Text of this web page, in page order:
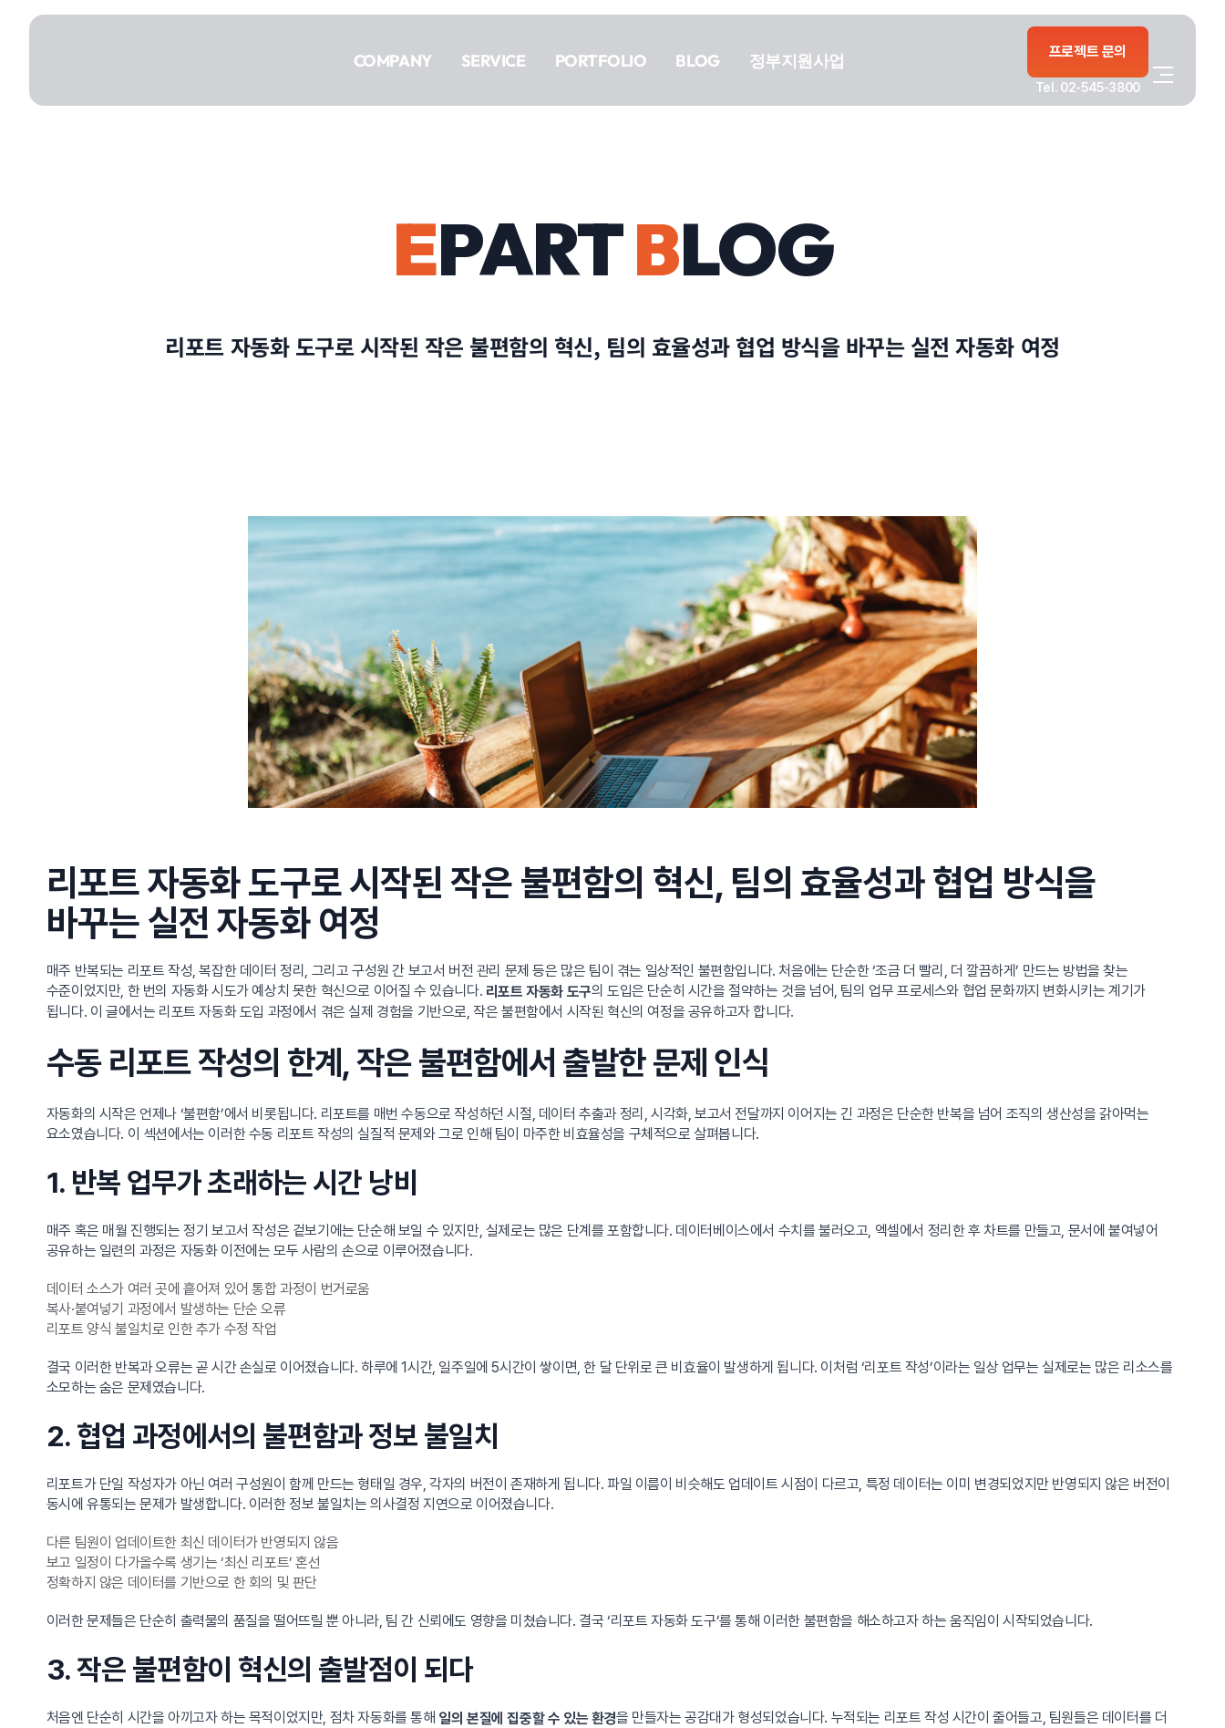
건너뛰기
COMPANY SERVICE PORTFOLIO BLOG 정부지원사업 프로젝트 문의
Tel. 02-545-3800
PORTFOLIO
정부지원사업
EPARTBLOG
리포트 자동화 도구로 시작된 작은 불편함의 혁신, 팀의 효율성과 협업 방식을 바꾸는 실전 자동화 여정
리포트 자동화 도구로 시작된 작은 불편함의 혁신, 팀의 효율성과 협업 방식을
바꾸는 실전 자동화 여정
매주 반복되는 리포트 작성, 복잡한 데이터 정리, 그리고 구성원 간 보고서 버전 관리 문제 등은 많은 팀이 겪는 일상적인 불편함입니다. 처음에는 단순한 ‘조금 더 빨리, 더 깔끔하게’ 만드는 방법을 찾는
수준이었지만, 한 번의 자동화 시도가 예상치 못한 혁신으로 이어질 수 있습니다. 리포트 자동화 도구의 도입은 단순히 시간을 절약하는 것을 넘어, 팀의 업무 프로세스와 협업 문화까지 변화시키는 계기가
됩니다. 이 글에서는 리포트 자동화 도입 과정에서 겪은 실제 경험을 기반으로, 작은 불편함에서 시작된 혁신의 여정을 공유하고자 합니다.
수동 리포트 작성의 한계, 작은 불편함에서 출발한 문제 인식
자동화의 시작은 언제나 ‘불편함’에서 비롯됩니다. 리포트를 매번 수동으로 작성하던 시절, 데이터 추출과 정리, 시각화, 보고서 전달까지 이어지는 긴 과정은 단순한 반복을 넘어 조직의 생산성을 갉아먹는
요소였습니다. 이 섹션에서는 이러한 수동 리포트 작성의 실질적 문제와 그로 인해 팀이 마주한 비효율성을 구체적으로 살펴봅니다.
1. 반복 업무가 초래하는 시간 낭비
매주 혹은 매월 진행되는 정기 보고서 작성은 겉보기에는 단순해 보일 수 있지만, 실제로는 많은 단계를 포함합니다. 데이터베이스에서 수치를 불러오고, 엑셀에서 정리한 후 차트를 만들고, 문서에 붙여넣어
공유하는 일련의 과정은 자동화 이전에는 모두 사람의 손으로 이루어졌습니다.
데이터 소스가 여러 곳에 흩어져 있어 통합 과정이 번거로움
복사·붙여넣기 과정에서 발생하는 단순 오류
리포트 양식 불일치로 인한 추가 수정 작업
결국 이러한 반복과 오류는 곧 시간 손실로 이어졌습니다. 하루에 1시간, 일주일에 5시간이 쌓이면, 한 달 단위로 큰 비효율이 발생하게 됩니다. 이처럼 ‘리포트 작성’이라는 일상 업무는 실제로는 많은 리소스를
소모하는 숨은 문제였습니다.
2. 협업 과정에서의 불편함과 정보 불일치
리포트가 단일 작성자가 아닌 여러 구성원이 함께 만드는 형태일 경우, 각자의 버전이 존재하게 됩니다. 파일 이름이 비슷해도 업데이트 시점이 다르고, 특정 데이터는 이미 변경되었지만 반영되지 않은 버전이
동시에 유통되는 문제가 발생합니다. 이러한 정보 불일치는 의사결정 지연으로 이어졌습니다.
다른 팀원이 업데이트한 최신 데이터가 반영되지 않음
보고 일정이 다가올수록 생기는 ‘최신 리포트’ 혼선
정확하지 않은 데이터를 기반으로 한 회의 및 판단
이러한 문제들은 단순히 출력물의 품질을 떨어뜨릴 뿐 아니라, 팀 간 신뢰에도 영향을 미쳤습니다. 결국 ‘리포트 자동화 도구’를 통해 이러한 불편함을 해소하고자 하는 움직임이 시작되었습니다.
3. 작은 불편함이 혁신의 출발점이 되다
처음엔 단순히 시간을 아끼고자 하는 목적이었지만, 점차 자동화를 통해 일의 본질에 집중할 수 있는 환경을 만들자는 공감대가 형성되었습니다. 누적되는 리포트 작성 시간이 줄어들고, 팀원들은 데이터를 더